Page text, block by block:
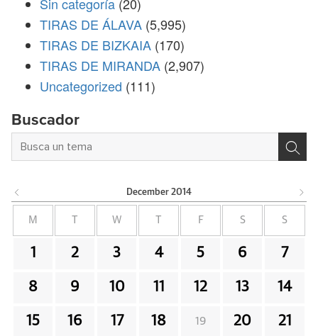
Sin categoría (20)
TIRAS DE ÁLAVA (5,995)
TIRAS DE BIZKAIA (170)
TIRAS DE MIRANDA (2,907)
Uncategorized (111)
Buscador
December 2014
M W F S S
1 2 3 4 5 6 7
8 9 10 11 12 13 14
15 16 17 18 19 20 21